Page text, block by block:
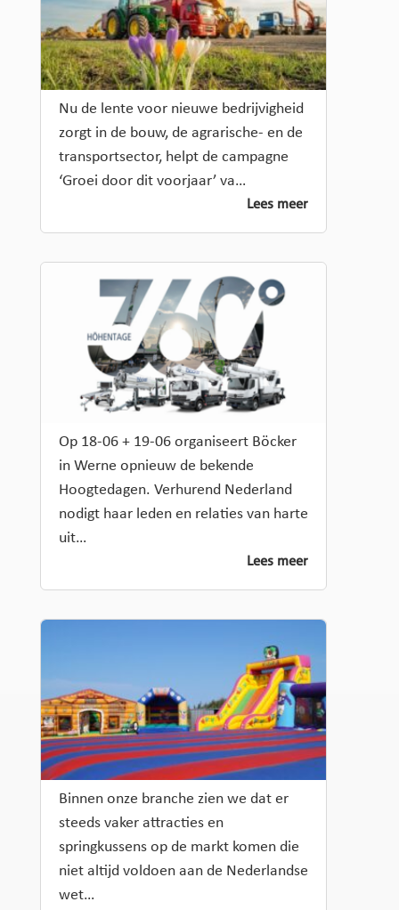
Nu de lente voor nieuwe bedrijvigheid
zorgt in de bouw, de agrarische- en de
transportsector, helpt de campagne
‘Groei door dit voorjaar’ va…
Lees meer
Op 18-06 + 19-06 organiseert Böcker
in Werne opnieuw de bekende
Hoogtedagen. Verhurend Nederland
nodigt haar leden en relaties van harte
uit…
Lees meer
Binnen onze branche zien we dat er
steeds vaker attracties en
springkussens op de markt komen die
niet altijd voldoen aan de Nederlandse
wet…